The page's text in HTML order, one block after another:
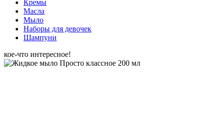
Кремы
Масла
Мыло
Наборы для девочек
Шампуни
кое-что интересное!